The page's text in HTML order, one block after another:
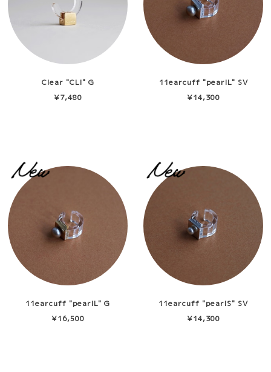
Clear "CLl" G
¥7,480
11earcuff "pearlL" SV
¥14,300
11earcuff "pearlL" G
¥16,500
11earcuff "pearlS" SV
¥14,300